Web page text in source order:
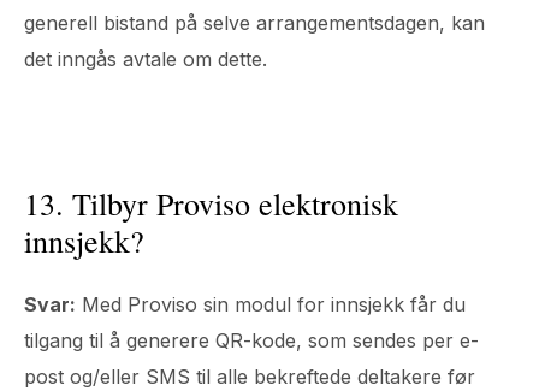
generell bistand på selve arrangementsdagen, kan
det inngås avtale om dette.
13. Tilbyr Proviso elektronisk
innsjekk?
Svar: Med Proviso sin modul for innsjekk får du
tilgang til å generere QR-kode, som sendes per e-
post og/eller SMS til alle bekreftede deltakere før